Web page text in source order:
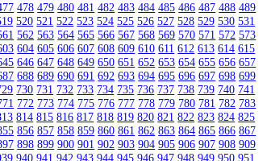
478 479 480 481 482 483 484 485 486 487 488 489
520 521 522 523 524 525 526 527 528 529 530 531
562 563 564 565 566 567 568 569 570 571 572 573
604 605 606 607 608 609 610 611 612 613 614 615
646 647 648 649 650 651 652 653 654 655 656 657
688 689 690 691 692 693 694 695 696 697 698 699
730 731 732 733 734 735 736 737 738 739 740 741
772 773 774 775 776 777 778 779 780 781 782 783
814 815 816 817 818 819 820 821 822 823 824 825
856 857 858 859 860 861 862 863 864 865 866 867
898 899 900 901 902 903 904 905 906 907 908 909
940 941 942 943 944 945 946 947 948 949 950 951